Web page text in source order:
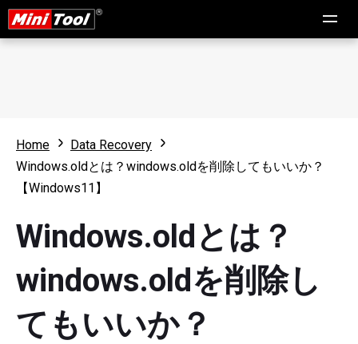
Home
Data Recovery
Windows.oldとは？windows.oldを削除してもいいか？
【Windows11】
Windows.oldとは？
windows.oldを削除し
てもいいか？